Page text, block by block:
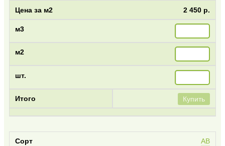
2 450 р.
Купить
AB